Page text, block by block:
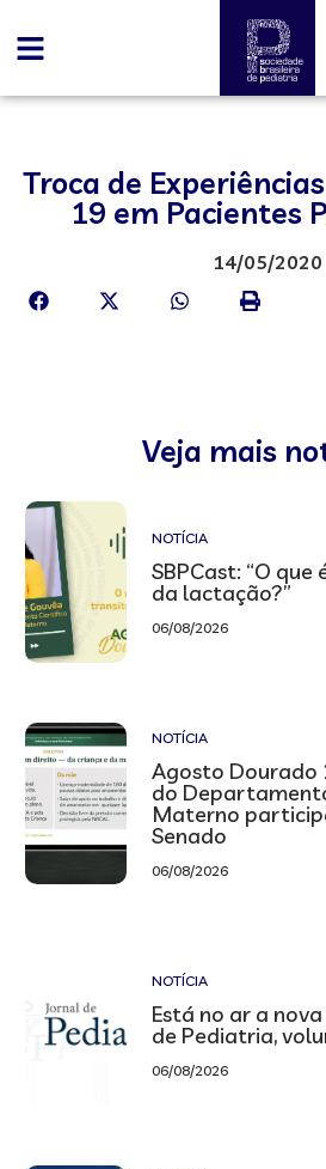
Troca de
19 em Pacientes
14/05/2020
Veja mais
NOTÍCIA
SBPCast: “O
da lactação?”
06/08/2026
NOTÍCIA
Agosto Dourado
do
Materno
Senado
06/08/2026
NOTÍCIA
Está no ar a
de Pediatria,
06/08/2026